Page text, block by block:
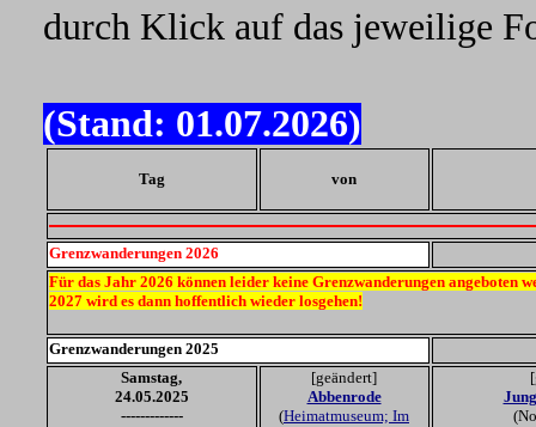
durch Klick auf das jeweilige
(Stand: 01.07.2026)
Tag von
Grenzwanderungen 2026
Für das Jahr 2026 können leider keine Grenzwanderungen angeboten
2027 wird es dann hoffentlich wieder losgehen!
Grenzwanderungen 2025
Samstag,
24.05.2025
-------------
[geändert]
Abbenrode
(Heimatmuseum; Im